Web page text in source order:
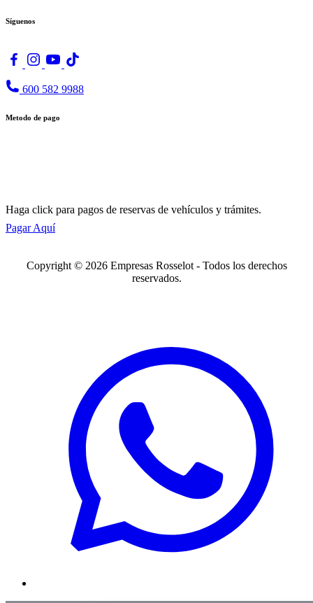
Síguenos
600 582 9988
Metodo de pago
Haga click para pagos de reservas de vehículos y trámites.
Pagar Aquí
Copyright © 2026 Empresas Rosselot - Todos los derechos
reservados.